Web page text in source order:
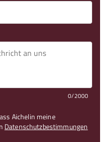
0/2000
Aichelin meine
Datenschutzbestimmungen